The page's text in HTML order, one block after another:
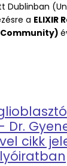
Dublinban
a ELIXIR
cikk